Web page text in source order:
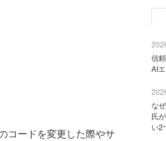
コードを変更した際やサ
信
AI
な
氏
い2